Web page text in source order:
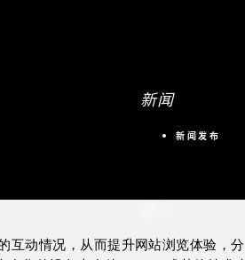
新闻
新闻发布
私人飞机
互动情况，从而提升网站浏览体验，分